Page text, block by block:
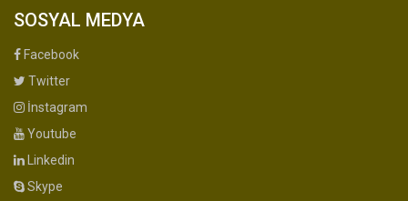
SOSYAL MEDYA
Facebook
Twitter
İnstagram
Youtube
Linkedin
Skype